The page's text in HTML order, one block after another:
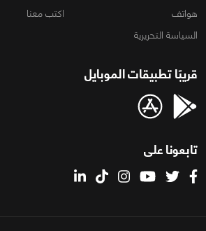
هواتف
اكتب معنا
السياسة التحريرية
قريبًا تطبيقات الموبايل
تابعونا على